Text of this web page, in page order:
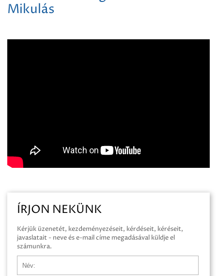
Mikulás
ÍRJON NEKÜNK
Kérjük üzenetét, kezdeményezéseit, kérdéseit, kéréseit,
javaslatait - neve és e-mail címe megadásával küldje el
számunkra.